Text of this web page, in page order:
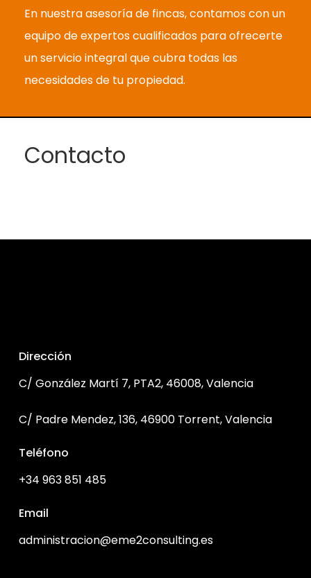
En nuestra asesoría de fincas, contamos con un
equipo de expertos cualificados para ofrecerte
un servicio integral que cubra todas las
necesidades de tu propiedad.
Contacto
Dirección
C/ González Martí 7, PTA2, 46008, Valencia
C/ Padre Mendez, 136, 46900 Torrent, Valencia
Teléfono
+34 963 851 485
Email
administracion@eme2consulting.es